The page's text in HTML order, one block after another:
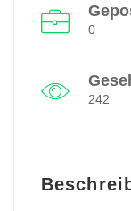
0
242